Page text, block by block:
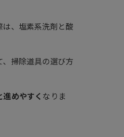
、塩素系洗剤と酸
掃除道具の選び方
めやすく なりま